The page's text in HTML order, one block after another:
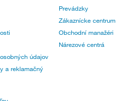
údajov
a reklamačný
Prevádzky
Zákaznícke centrum
Obchodní manažéri
Nárezové centrá